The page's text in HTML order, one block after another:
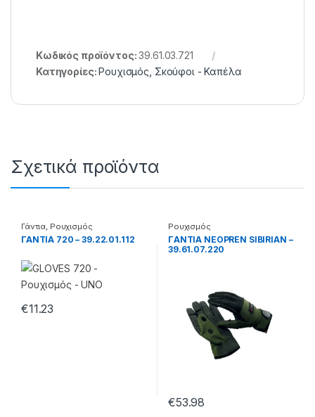
Κωδικός προϊόντος:39.61.03.721
Κατηγορίες:Ρουχισμός Σκούφοι - Καπέλα
Σχετικά προϊόντα
Γάντια Ρουχισμός
ΓΑΝΤΙΑ 720 – 39.22.01.112
€11.23
Ρουχισμός
ΓANTIA NEOPREN SIBIRIAN –
39.61.07.220
€53.98